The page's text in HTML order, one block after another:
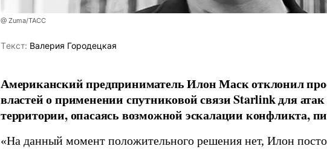
@ Zuma/ТАСС
Tекст: Валерия Городецкая
Американский предприниматель Илон Маск отклонил
властей о применении спутниковой связи Starlink для атак
территории, опасаясь возможной эскалации конфликта,
«На данный момент положительного решения нет, Илон